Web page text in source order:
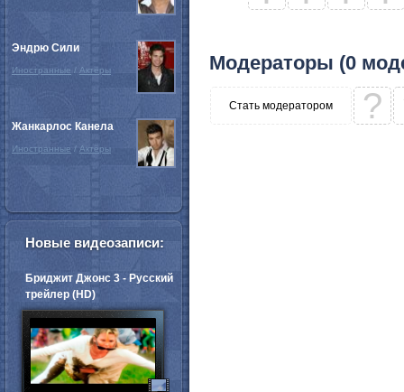
Модераторы (0
Стать модератором ?
Эндрю Сили
Иностранные / Актёры
Жанкарлос Канела
Иностранные / Актёры
Новые видеозаписи:
Бриджит Джонс 3 - Русский
трейлер (HD)